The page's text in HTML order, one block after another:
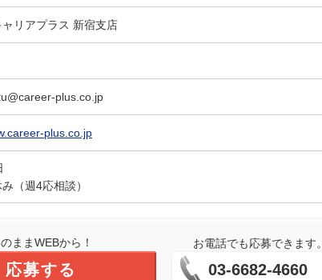
リアプラス 新宿支店
plus.co.jp
plus.co.jp
（週4応相談）
ままWEBから！
応募する
お電話でも応募できます
03-6682-4660